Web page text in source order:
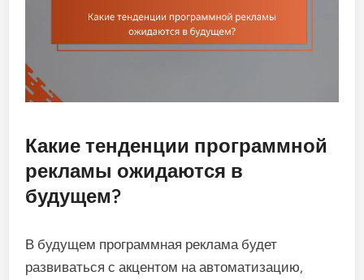
Какие тенденции программной
рекламы ожидаются в
будущем?
В будущем программная реклама будет
развиваться с акцентом на автоматизацию,